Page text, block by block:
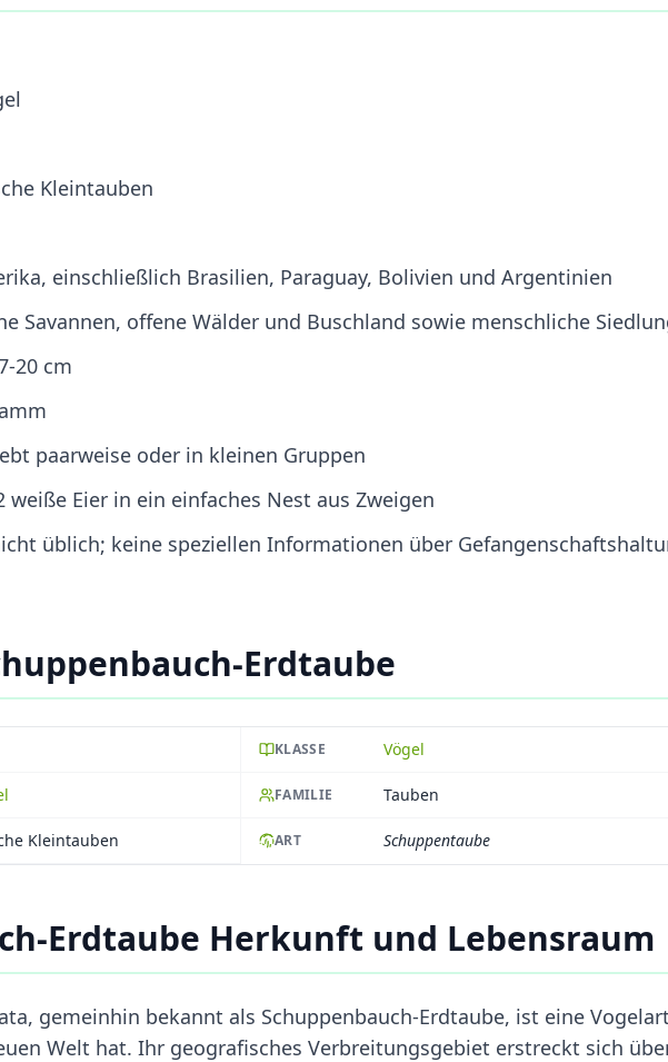
Kleintauben
einschließlich Brasilien, Paraguay, Bolivien und Argentinien
Savannen, offene Wälder und Buschland sowie menschliche
20 cm
paarweise oder in kleinen Gruppen
weiße Eier in ein einfaches Nest aus Zweigen
üblich; keine speziellen Informationen über
Erdtaube
KLASSE Vögel
FAMILIE Tauben
Kleintauben ART Schuppentaube
Erdtaube Herkunft und Lebensraum
gemeinhin bekannt als Schuppenbauch-Erdtaube, ist eine
Welt hat. Ihr geografisches Verbreitungsgebiet erstreckt sich